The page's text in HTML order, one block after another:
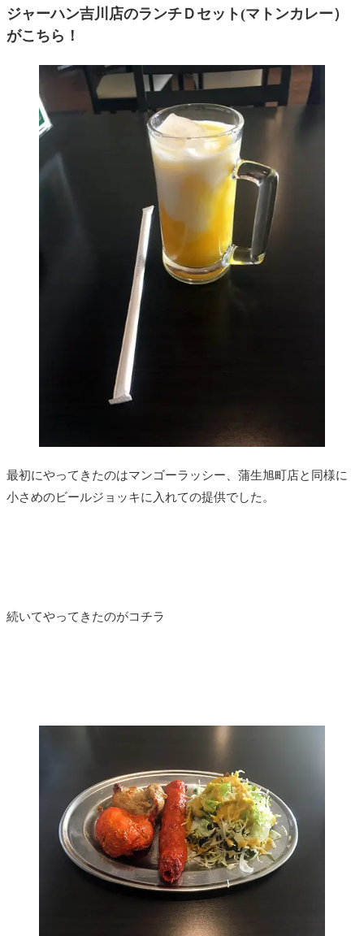
ジャーハン吉川店のランチＤセット(マトンカレー）
がこちら！
最初にやってきたのはマンゴーラッシー、蒲生旭町店と同様に
小さめのビールジョッキに入れての提供でした。
続いてやってきたのがコチラ